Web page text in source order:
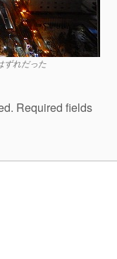
ずれだった
Required fields